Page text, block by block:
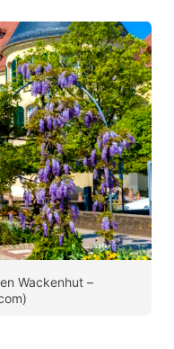
Wackenhut –